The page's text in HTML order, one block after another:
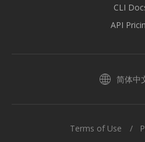
CLI
API
简体中
Terms of Use